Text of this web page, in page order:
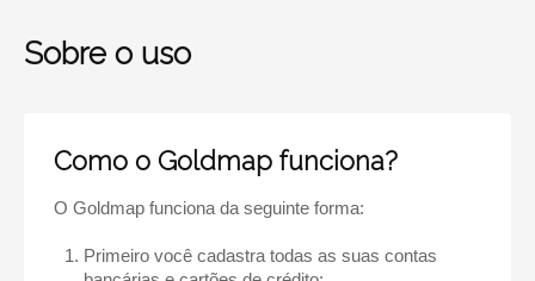
Sobre o uso
Como o Goldmap funciona?
O Goldmap funciona da seguinte forma:
Primeiro você cadastra todas as suas contas